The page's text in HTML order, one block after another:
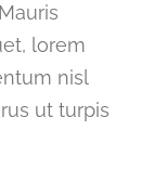
lorem
nisl
ut turpis